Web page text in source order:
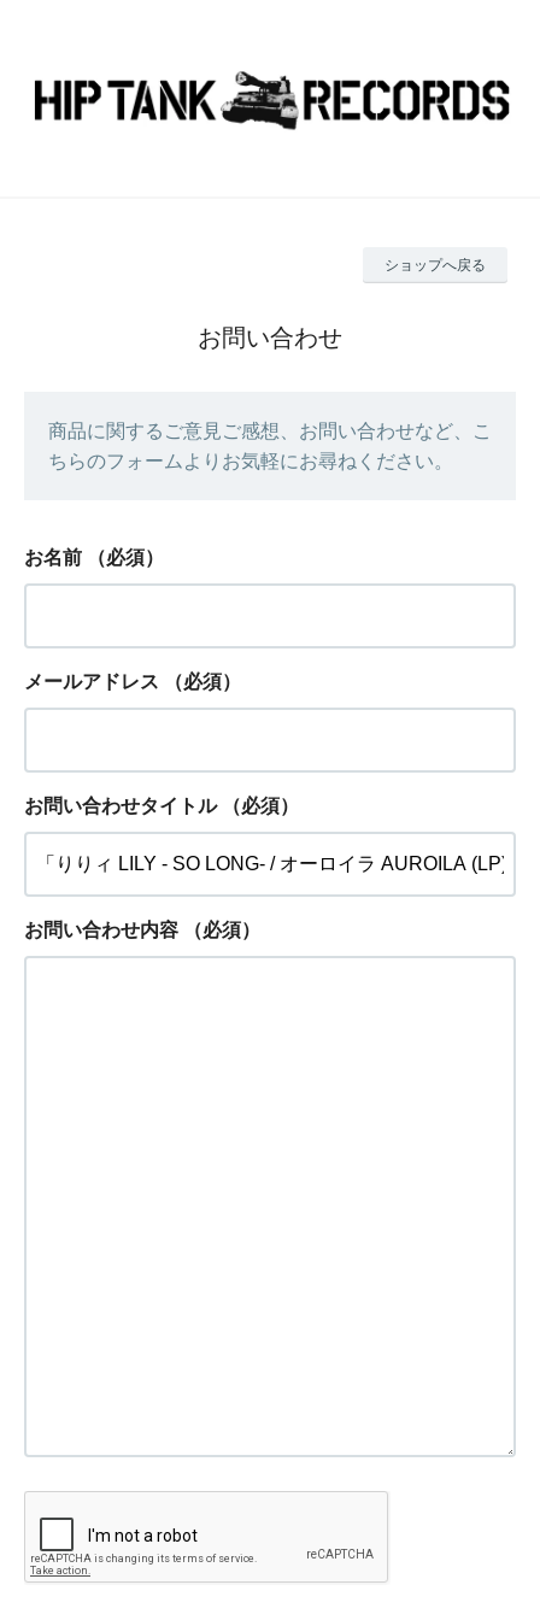
ショップへ戻る
お問い合わせ
商品に関するご意見ご感想、お問い合わせなど、こ
ちらのフォームよりお気軽にお尋ねください。
お名前 （必須）
メールアドレス （必須）
お問い合わせタイトル （必須）
お問い合わせ内容 （必須）